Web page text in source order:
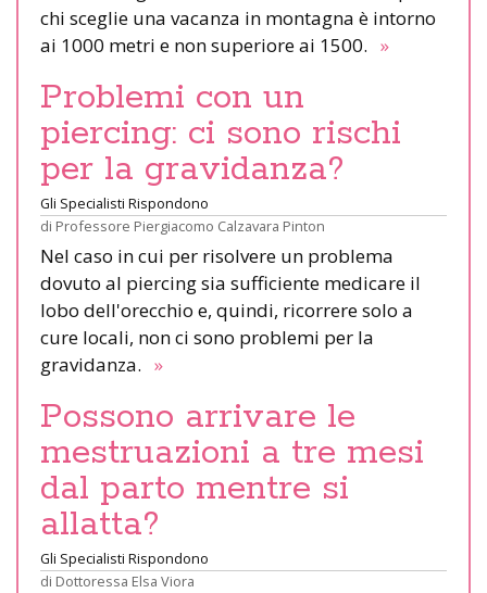
chi sceglie una vacanza in montagna è intorno
ai 1000 metri e non superiore ai 1500. »
Problemi con un
piercing: ci sono rischi
per la gravidanza?
Gli Specialisti Rispondono
di Professore Piergiacomo Calzavara Pinton
Nel caso in cui per risolvere un problema
dovuto al piercing sia sufficiente medicare il
lobo dell'orecchio e, quindi, ricorrere solo a
cure locali, non ci sono problemi per la
gravidanza. »
Possono arrivare le
mestruazioni a tre mesi
dal parto mentre si
allatta?
Gli Specialisti Rispondono
di Dottoressa Elsa Viora